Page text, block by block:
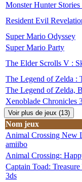
Monster Hunter
Resident Evil
Super Mario Odyssey
Super Mario Party
The Elder Scrolls V :
The Legend of Zelda :
The Legend of Zelda,
Xenoblade Chronicles
Voir plus de jeux (13)
Nom jeux
Animal Crossing New
amiibo
Animal Crossing:
Captain Toad:
3ds